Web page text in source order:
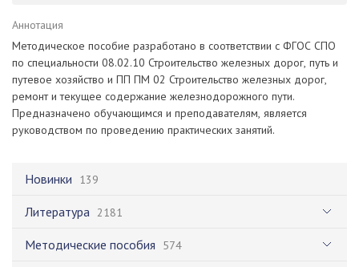
Новинки 139
Литература 2181
Методические пособия 574
Аннотация
Методическое пособие разработано в соответствии с ФГОС СПО
по специальности 08.02.10 Строительство железных дорог, путь и
путевое хозяйство и ПП ПМ 02 Строительство железных дорог,
ремонт и текущее содержание железнодорожного пути.
Предназначено обучающимся и преподавателям, является
руководством по проведению практических занятий.